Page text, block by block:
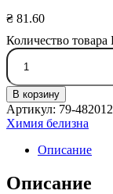
₴ 81.60
Количество
В корзину
Артикул: 79-
Химия белизна
Описание
Описание